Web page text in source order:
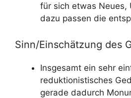
für sich etwas Neues,
dazu passen die
Sinn/Einschätzung des
Insgesamt ein sehr
reduktionistisches
gerade dadurch